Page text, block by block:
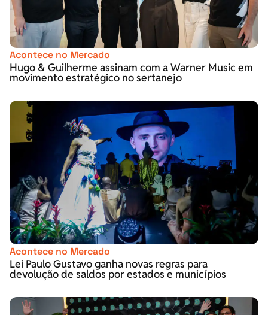
Acontece no Mercado
Hugo & Guilherme assinam com a Warner Music em
movimento estratégico no sertanejo
Acontece no Mercado
Lei Paulo Gustavo ganha novas regras para
devolução de saldos por estados e municípios